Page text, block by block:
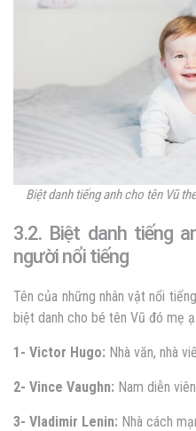
Biệt danh tiếng anh cho tên Vũ
3.2. Biệt danh tiếng
người nổi tiếng
Tên của những nhân vật nổi
biệt danh cho bé tên Vũ đó mẹ ạ.
1- Victor Hugo: Nhà văn, nhà
2- Vince Vaughn: Nam diễn
3- Vladimir Lenin: Nhà cách